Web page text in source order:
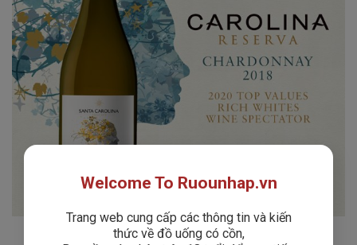
Welcome To Ruounhap.vn
Trang web cung cấp các thông tin và kiến
thức về đồ uống có cồn,